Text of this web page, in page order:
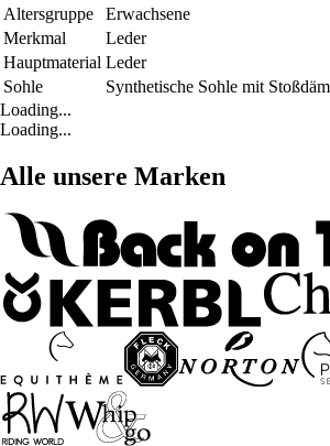
Altersgruppe
Erwachsene
Merkmal
Leder
Hauptmaterial Leder
Sohle
Synthetische Sohle mit
Loading...
Loading...
Alle unsere Marken